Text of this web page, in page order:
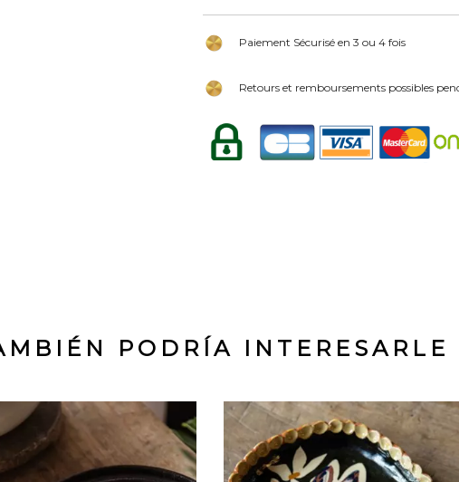
Paiement Sécurisé en 3 ou 4 fois
Retours et remboursements possibles
PODRÍA INTERESARLE